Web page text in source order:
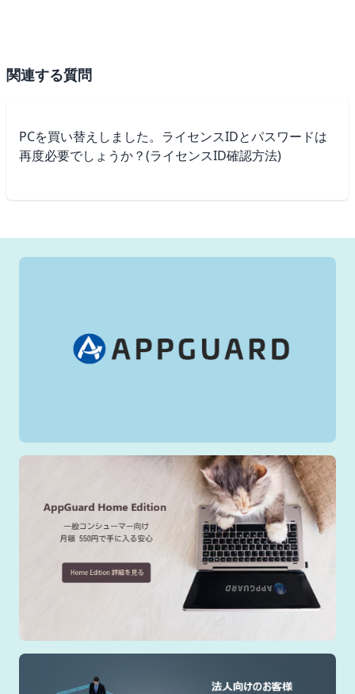
関連する質問
PCを買い替えしました。ライセンスIDとパスワードは
再度必要でしょうか？(ライセンスID確認方法)